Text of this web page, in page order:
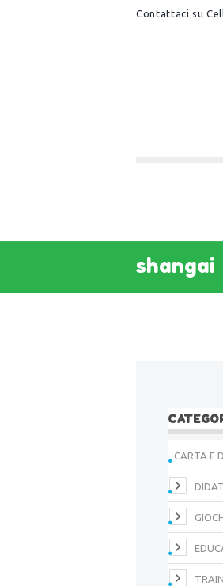
Contattaci su
shangai
CARTA E